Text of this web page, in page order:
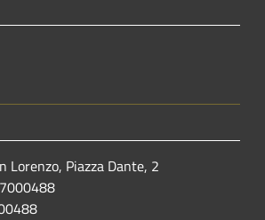
Lorenzo, Piazza Dante, 2